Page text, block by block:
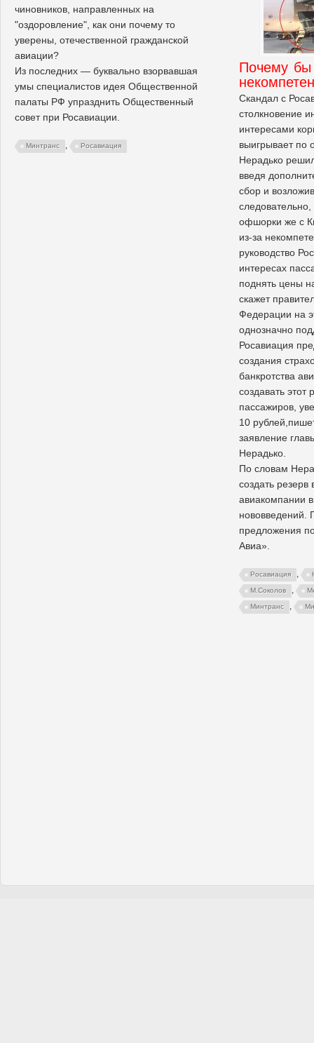
чиновников, направленных на
"оздоровление", как они почему то
уверены, отечественной гражданской
авиации?
Из последних — буквально взорвавшая
умы специалистов идея Общественной
палаты РФ упразднить Общественный
совет при Росавиации.
Минтранс , Росавиация
Почему бы
Скандал с
столкновение
интересами
выигрывает по
Нерадько
введя
сбор и
офшорки же с
из-за
руководство
интересах
поднять цены
скажет
Федерации на
однозначно
Росавиация
создания
банкротства
создавать этот
пассажиров,
10
заявление
Нерадько.
По словам
создать
авиакомпании
нововведений.
предложения
Авиа».
Росавиация ,
М.Соколов ,
Минтранс ,